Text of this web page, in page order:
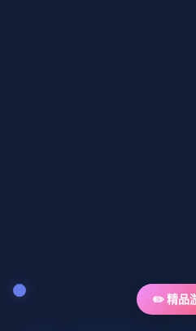
✏️ 精品